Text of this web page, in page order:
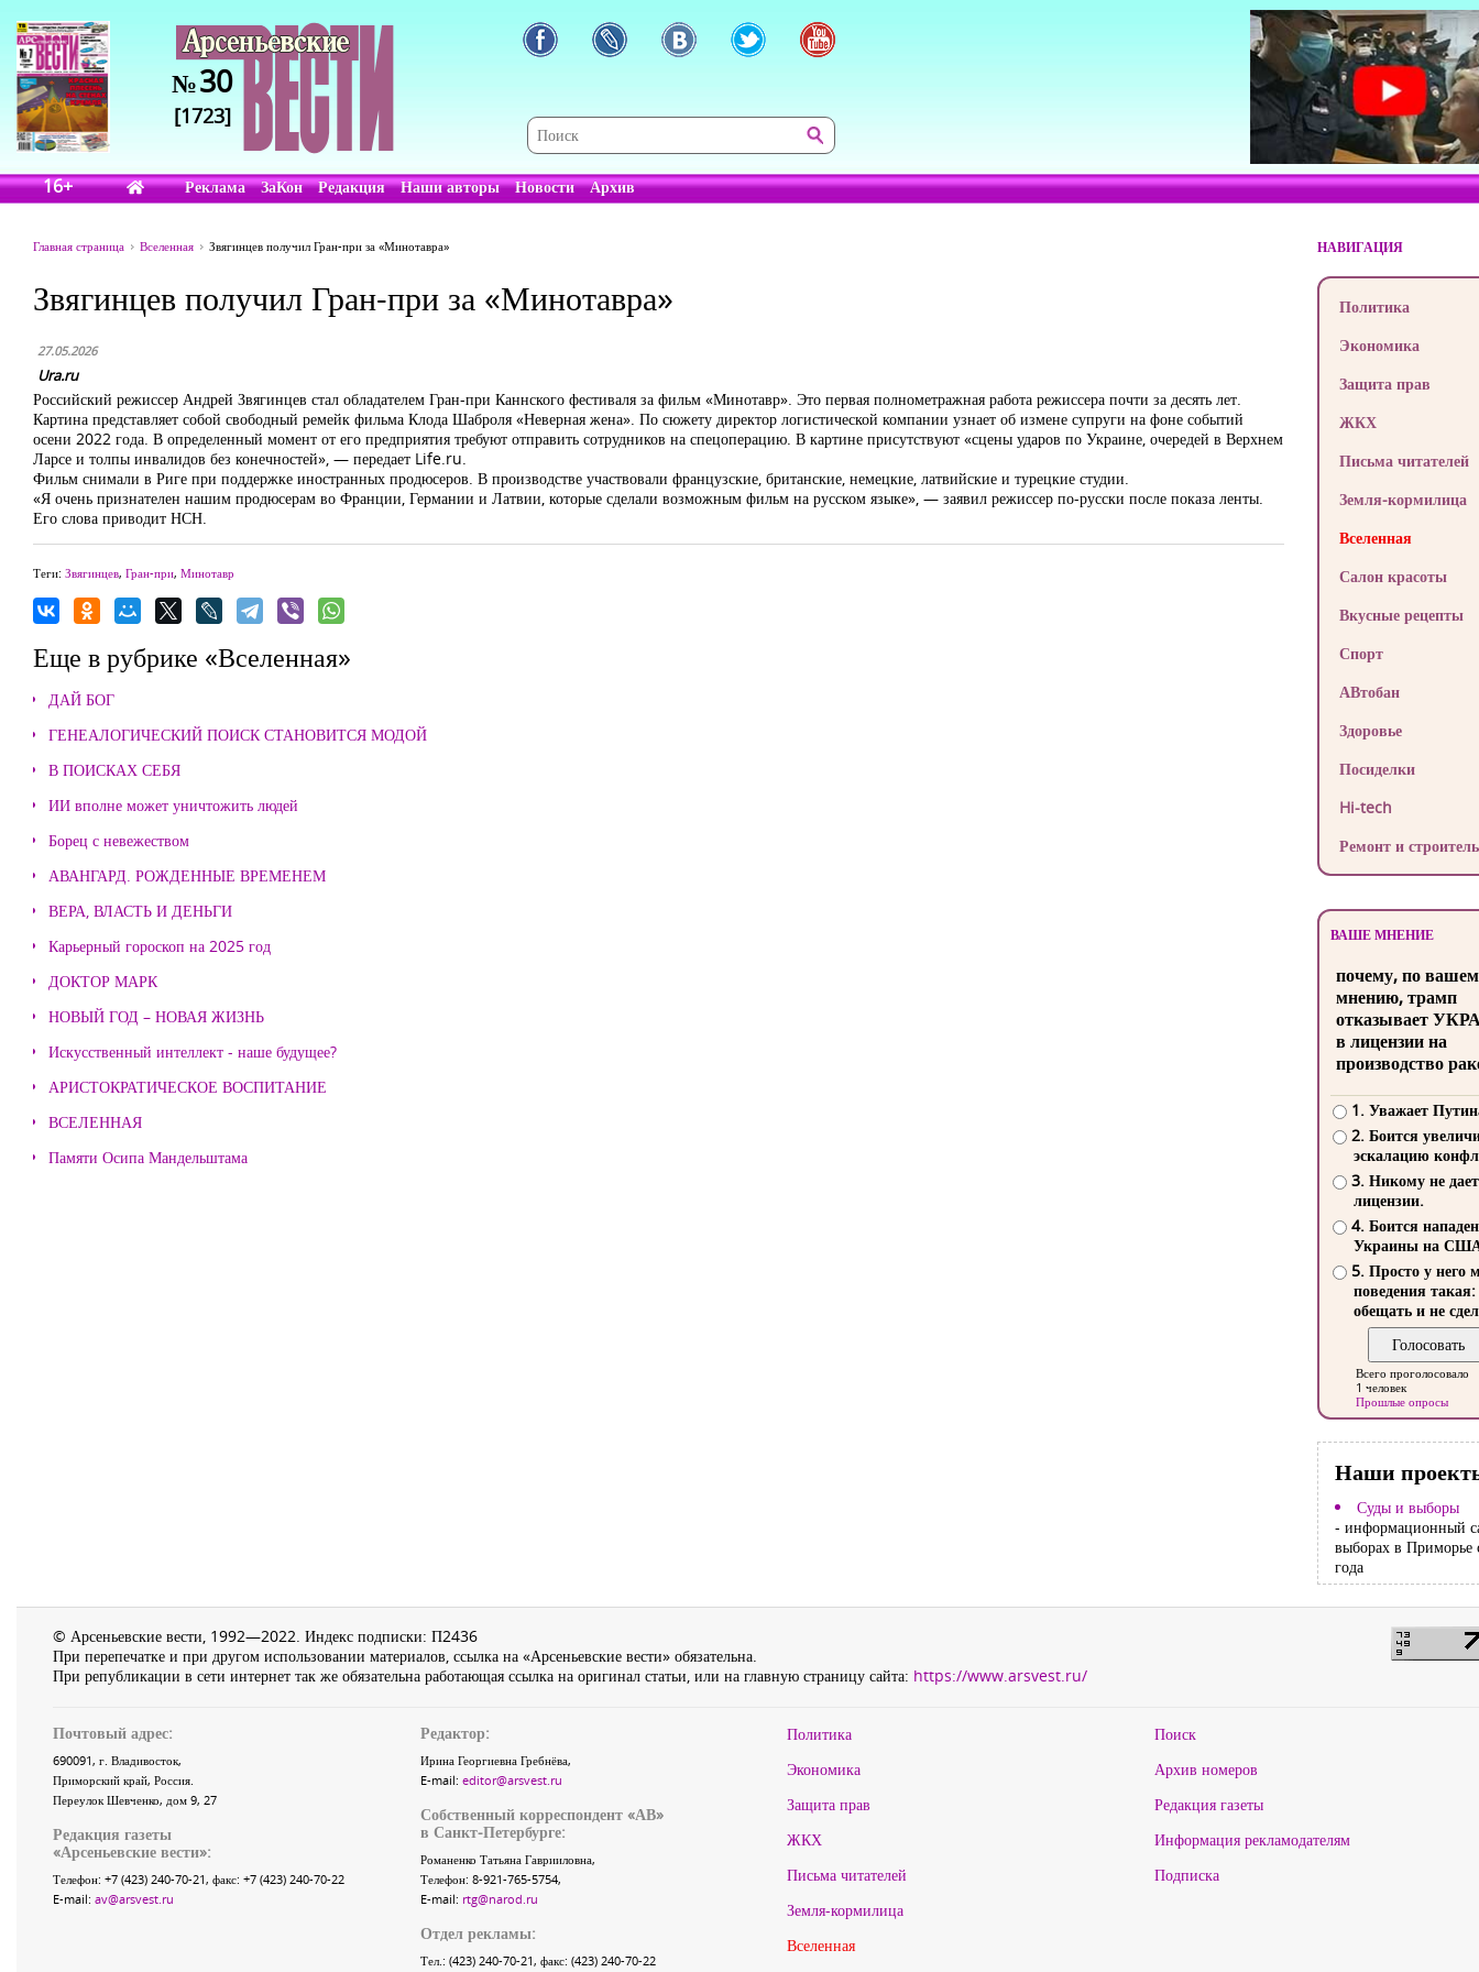
№30
[1723]
16+ Реклама ЗаКон Редакция Наши авторы Новости Архив
Главная страница Вселенная Звягинцев получил Гран-при за «Минотавра»
Звягинцев получил Гран-при за «Минотавра»
27.05.2026
Ura.ru
Российский режиссер Андрей Звягинцев стал обладателем Гран-при Каннского фестиваля за фильм «Минотавр». Это первая полнометражная работа режиссера почти за десять лет.
Картина представляет собой свободный ремейк фильма Клода Шаброля «Неверная жена». По сюжету директор логистической компании узнает об измене супруги на фоне событий
осени 2022 года. В определенный момент от его предприятия требуют отправить сотрудников на спецоперацию. В картине присутствуют «сцены ударов по Украине, очередей в Верхнем
Ларсе и толпы инвалидов без конечностей», — передает Life.ru.
Фильм снимали в Риге при поддержке иностранных продюсеров. В производстве участвовали французские, британские, немецкие, латвийские и турецкие студии.
«Я очень признателен нашим продюсерам во Франции, Германии и Латвии, которые сделали возможным фильм на русском языке», — заявил режиссер по-русски после показа ленты.
Его слова приводит НСН.
Теги: Звягинцев, Гран-при, Минотавр
Еще в рубрике «Вселенная»
ДАЙ БОГ
ГЕНЕАЛОГИЧЕСКИЙ ПОИСК СТАНОВИТСЯ МОДОЙ
В ПОИСКАХ СЕБЯ
ИИ вполне может уничтожить людей
Борец с невежеством
АВАНГАРД. РОЖДЕННЫЕ ВРЕМЕНЕМ
ВЕРА, ВЛАСТЬ И ДЕНЬГИ
Карьерный гороскоп на 2025 год
ДОКТОР МАРК
НОВЫЙ ГОД – НОВАЯ ЖИЗНЬ
Искусственный интеллект - наше будущее?
АРИСТОКРАТИЧЕСКОЕ ВОСПИТАНИЕ
ВСЕЛЕННАЯ
Памяти Осипа Мандельштама
НАВИГАЦИЯ
Политика
Экономика
Защита прав
ЖКХ
Письма читателей
Земля-кормилица
Вселенная
Салон красоты
Вкусные рецепты
Спорт
АВтобан
Здоровье
Посиделки
Hi-tech
Ремонт и
ВАШЕ МНЕНИЕ
почему, по
мнению, трамп
отказывает
в лицензии на
производство
1. Уважает
2. Боится
эскалацию
3. Никому не
лицензии.
4. Боится
Украины на
5. Просто у него
поведения такая:
обещать и не
Всего проголосовало
1 человек
Прошлые опросы
Наши
Суды и выборы
- информационный
выборах в Приморье
года
© Арсеньевские вести, 1992—2022. Индекс подписки: П2436
При перепечатке и при другом использовании материалов, ссылка на «Арсеньевские вести» обязательна.
При републикации в сети интернет так же обязательна работающая ссылка на оригинал статьи, или на главную страницу сайта: https://www.arsvest.ru/
Почтовый адрес:
690091, г. Владивосток,
Приморский край, Россия.
Переулок Шевченко, дом 9, 27
Редакция газеты
«Арсеньевские вести»:
Телефон: +7 (423) 240-70-21, факс: +7 (423) 240-70-22
E-mail: av@arsvest.ru
Редактор:
Ирина Георгиевна Гребнёва,
E-mail: editor@arsvest.ru
Собственный корреспондент «АВ»
в Санкт-Петербурге:
Романенко Татьяна Гаврииловна,
Телефон: 8-921-765-5754,
E-mail: rtg@narod.ru
Отдел рекламы:
Тел.: (423) 240-70-21, факс: (423) 240-70-22
Политика
Экономика
Защита прав
ЖКХ
Письма читателей
Земля-кормилица
Вселенная
Поиск
Архив номеров
Редакция газеты
Информация рекламодателям
Подписка